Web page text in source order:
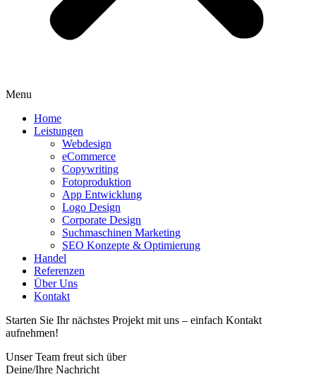
Menu
Home
Leistungen
Webdesign
eCommerce
Copywriting
Fotoproduktion
App Entwicklung
Logo Design
Corporate Design
Suchmaschinen Marketing
SEO Konzepte & Optimierung
Handel
Referenzen
Über Uns
Kontakt
Starten Sie Ihr nächstes Projekt mit uns – einfach Kontakt
aufnehmen!
Unser Team freut sich über
Deine/Ihre Nachricht